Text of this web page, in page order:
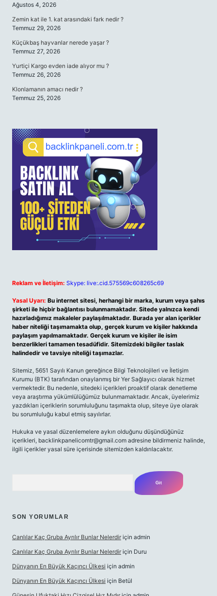
Ağustos 4, 2026
Zemin kat ile 1. kat arasındaki fark nedir ?
Temmuz 29, 2026
Küçükbaş hayvanlar nerede yaşar ?
Temmuz 27, 2026
Yurtiçi Kargo evden iade alıyor mu ?
Temmuz 26, 2026
Klonlamanın amacı nedir ?
Temmuz 25, 2026
Reklam ve İletişim: Skype: live:.cid.575569c608265c69
Yasal Uyarı: Bu internet sitesi, herhangi bir marka, kurum veya şahıs
şirketi ile hiçbir bağlantısı bulunmamaktadır. Sitede yalnızca kendi
hazırladığımız makaleler paylaşılmaktadır. Burada yer alan içerikler
haber niteliği taşımamakta olup, gerçek kurum ve kişiler hakkında
paylaşım yapılmamaktadır. Gerçek kurum ve kişiler ile isim
benzerlikleri tamamen tesadüfidir. Sitemizdeki bilgiler taslak
halindedir ve tavsiye niteliği taşımazlar.
Sitemiz, 5651 Sayılı Kanun gereğince Bilgi Teknolojileri ve İletişim
Kurumu (BTK) tarafından onaylanmış bir Yer Sağlayıcı olarak hizmet
vermektedir. Bu nedenle, sitedeki içerikleri proaktif olarak denetleme
veya araştırma yükümlülüğümüz bulunmamaktadır. Ancak, üyelerimiz
yazdıkları içeriklerin sorumluluğunu taşımakta olup, siteye üye olarak
bu sorumluluğu kabul etmiş sayılırlar.
Hukuka ve yasal düzenlemelere aykırı olduğunu düşündüğünüz
içerikleri, backlinkpanelicomtr@gmail.com adresine bildirmeniz halinde,
ilgili içerikler yasal süre içerisinde sitemizden kaldırılacaktır.
SON YORUMLAR
Canlılar Kaç Gruba Ayrılır Bunlar Nelerdir için admin
Canlılar Kaç Gruba Ayrılır Bunlar Nelerdir için Duru
Dünyanın En Büyük Kaçıncı Ülkesi için admin
Dünyanın En Büyük Kaçıncı Ülkesi için Betül